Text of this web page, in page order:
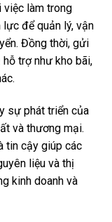
việc làm trong
lực để quản lý, vận
Đồng thời, gửi
trợ như kho bãi,
sự phát triển của
và thương mại.
tin cậy giúp các
liệu và thị
kinh doanh và